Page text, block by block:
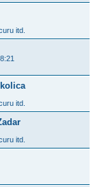
itd.
itd.
itd.